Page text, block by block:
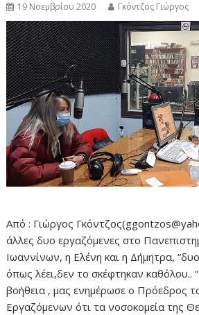
19 Νοεμβρίου 2020 Γκόντζος Γιώργος
Από : Γιώργος
άλλες δυο εργαζόμενες στο
Ιωαννίνων, η Ελένη και η Δήμητρα,
όπως λέει,δεν το σκέφτηκαν καθόλου..
βοήθεια , μας ενημέρωσε ο Πρόεδρος
Εργαζόμενων ότι τα νοσοκομεία της